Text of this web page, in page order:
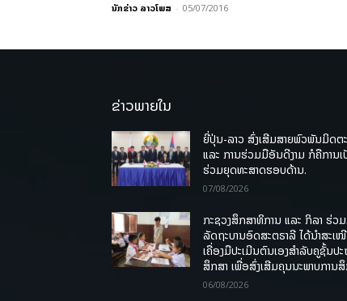
ນັກຂ່າວ ລາວໂພສ - 05/07/2016
ຂ່າວພາຍໃນ
ຍີ່ປຸ່ນ-ລາວ ສົ່ງເສີມສາຍພົວພັນມິດຕ
ແລະ ການຮ່ວມມືອັນດີງາມ ກໍຄືການເ
ຮ່ວມຍຸດທະສາດຮອບດ້ານ.
07/08/2026
ກະຊວງສຶກສາທິການ ແລະ ກິລາ ຮ່ວ
ລັດຖະບານອົດສະຕຣາລີ ໄດ້ນຳສະເໜີ
ເຄື່ອງມືປະເມີນຕົນເອງສຳລັບຄູຊັ້ນປ
ສຶກສາ ເພື່ອສົ່ງເສີມຄຸນນະພາບການສຶ
06/08/2026